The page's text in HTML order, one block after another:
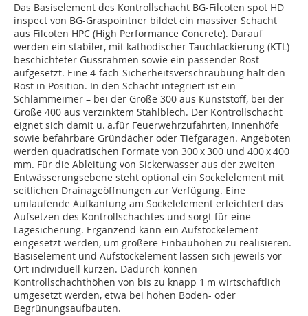
Das Basiselement des Kontrollschacht BG-Filcoten spot HD
inspect von BG-Graspointner bildet ein massiver Schacht
aus Filcoten HPC (High Performance Concrete). Darauf
werden ein stabiler, mit kathodischer Tauchlackierung (KTL)
beschichteter Gussrahmen sowie ein passender Rost
aufgesetzt. Eine 4-fach-Sicherheitsverschraubung hält den
Rost in Position. In den Schacht integriert ist ein
Schlammeimer – bei der Größe 300 aus Kunststoff, bei der
Größe 400 aus verzinktem Stahlblech. Der Kontrollschacht
eignet sich damit u. a.für Feuerwehrzufahrten, Innenhöfe
sowie befahrbare Gründächer oder Tiefgaragen. Angeboten
werden quadratischen Formate von 300 x 300 und 400 x 400
mm. Für die Ableitung von Sickerwasser aus der zweiten
Entwässerungsebene steht optional ein Sockelelement mit
seitlichen Drainageöffnungen zur Verfügung. Eine
umlaufende Aufkantung am Sockelelement erleichtert das
Aufsetzen des Kontrollschachtes und sorgt für eine
Lagesicherung. Ergänzend kann ein Aufstockelement
eingesetzt werden, um größere Einbauhöhen zu realisieren.
Basiselement und Aufstockelement lassen sich jeweils vor
Ort individuell kürzen. Dadurch können
Kontrollschachthöhen von bis zu knapp 1 m wirtschaftlich
umgesetzt werden, etwa bei hohen Boden- oder
Begrünungsaufbauten.